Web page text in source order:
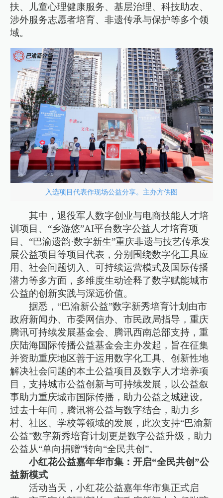
扶、儿童心理健康服务、基层治理、科技助农、
涉外服务志愿者培育、非遗传承与保护等多个领
域。
入选项目代表作现场公益分享。主办方供图
其中，退役军人数字创业与电商技能人才培
训项目、“乡游悠”AI平台数字公益人才培育项
目、“巴渝遗韵·数字新生”重庆非遗与技艺传承发
展公益项目等项目代表，分别围绕数字化工具应
用、社会问题切入、可持续运营模式及国际传播
潜力等多方面，多维度生动诠释了数字赋能城市
公益的创新实践与深远价值。
据悉，“巴渝新公益”数字新秀培育计划由市
政府新闻办、市委网信办、市民政局指导，重庆
腾讯可持续发展基金会、腾讯西南总部支持，重
庆陆海国际传播公益基金会主办发起，旨在征集
并资助重庆地区善于运用数字化工具、创新性地
解决社会问题的本土公益项目及数字人才培养项
目，支持城市公益创新与可持续发展，以公益叙
事助力重庆城市国际传播，助力公益之城建设。
过去十年间，腾讯将公益与数字结合，助力乡
村、社区、学校等领域的发展，此次支持“巴渝新
公益”数字新秀培育计划更是数字公益升级，助力
公益从“单向捐赠”转向“全民共创”。
小红花公益嘉年华市集：开启“全民共创”公
益新模式
活动当天，小红花公益嘉年华市集正式启